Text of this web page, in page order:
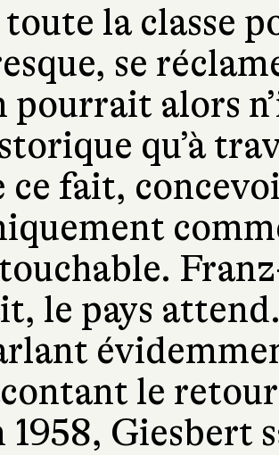
toute la classe
se
pourrait alors
qu’à
ce fait,
le pays
le
1958, Giesbert